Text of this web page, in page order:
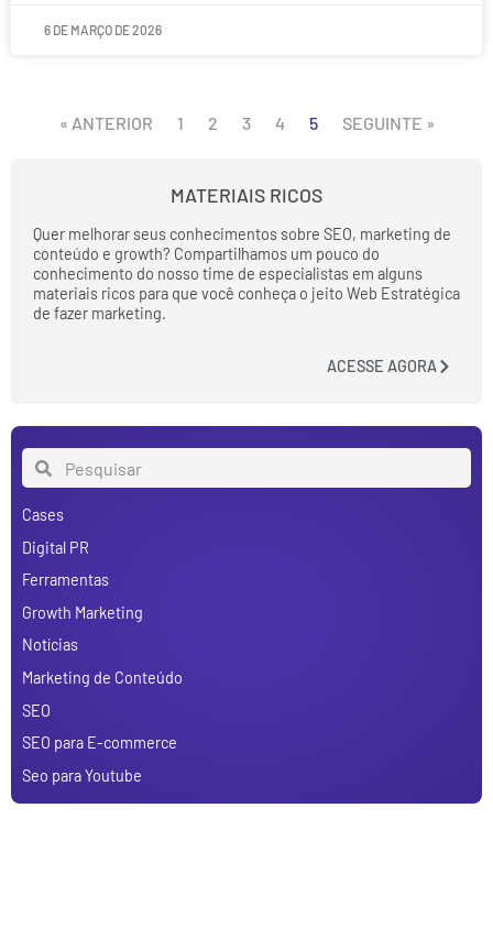
6 DE MARÇO DE 2026
« ANTERIOR 1 2 3 4 5 SEGUINTE »
MATERIAIS RICOS
Quer melhorar seus conhecimentos sobre SEO, marketing de
conteúdo e growth? Compartilhamos um pouco do
conhecimento do nosso time de especialistas em alguns
materiais ricos para que você conheça o jeito Web Estratégica
de fazer marketing.
ACESSE AGORA
Cases
Digital PR
Ferramentas
Growth Marketing
Notícias
Marketing de Conteúdo
SEO
SEO para E-commerce
Seo para Youtube